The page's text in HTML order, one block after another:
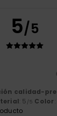
5/5
calidad-
: 5 /5 Color